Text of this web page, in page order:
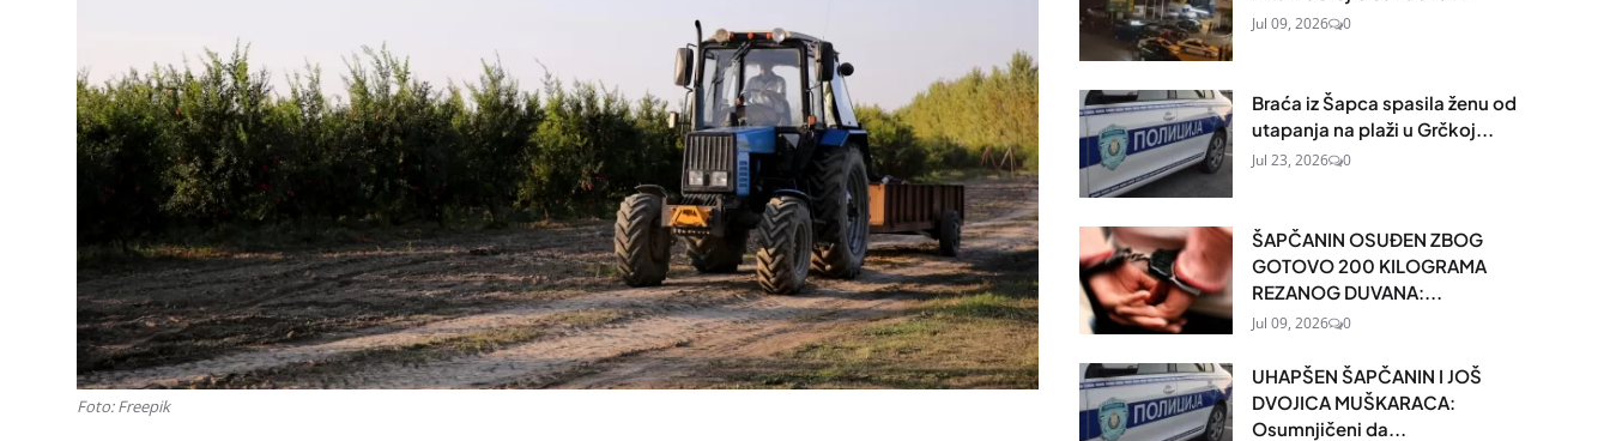
Foto: Freepik
Jul 09, 2026 0
Braća iz Šapca spasila ženu od
utapanja na plaži u Grčkoj...
Jul 23, 2026 0
ŠAPČANIN OSUĐEN ZBOG
GOTOVO 200 KILOGRAMA
REZANOG DUVANA:...
Jul 09, 2026 0
UHAPŠEN ŠAPČANIN I JOŠ
DVOJICA MUŠKARACA:
Osumnjičeni da...